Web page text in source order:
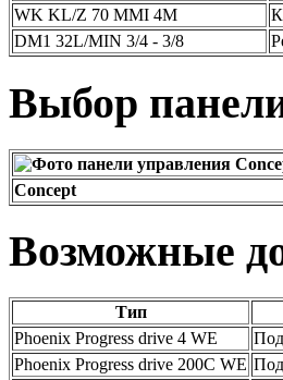
WK KL/Z 70 MMІ 4M
DM1 32L/MIN 3/4 - 3/8
Выбор
Concept
Возможные
Тип
Phoenix Progress drive 4 WE
Phoenix Progress drive 200C WE